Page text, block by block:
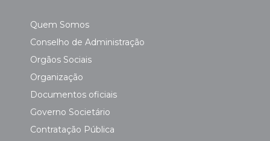
Quem Somos
Conselho de Administração
Orgãos Sociais
Organização
Documentos oficiais
Governo Societário
Contratação Pública